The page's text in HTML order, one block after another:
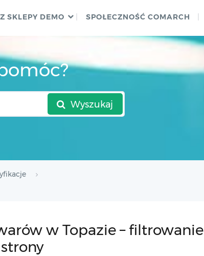
SKLEPY DEMO SPOŁECZNOŚĆ COMARCH
Wyszukaj
w Topazie – filtrowanie